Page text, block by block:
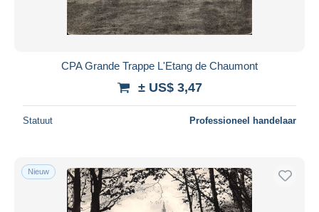
CPA Grande Trappe L'Etang de Chaumont
± US$ 3,47
Statuut Professioneel handelaar
Nieuw